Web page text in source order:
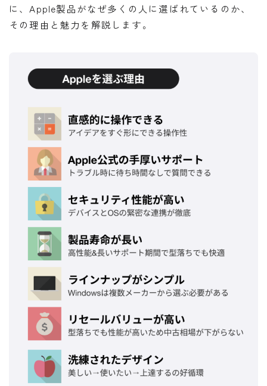
に、Apple製品がなぜ多くの人に選ばれているのか、
その理由と魅力を解説します。